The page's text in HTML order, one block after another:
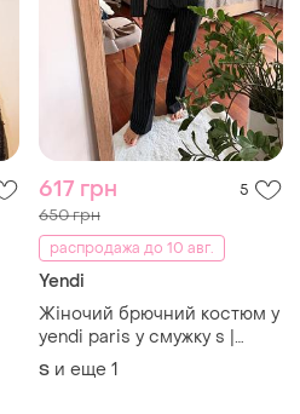
617 грн 5
650 грн
распродажа до 10 авг.
Yendi
Жіночий брючний костюм y
yendi paris у смужку s |
жакет + штани | франція
S и еще 1